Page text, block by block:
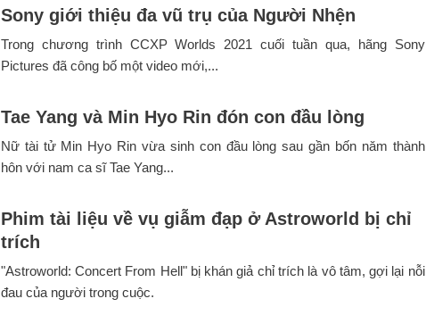
Sony giới thiệu đa vũ trụ của Người Nhện
Trong chương trình CCXP Worlds 2021 cuối tuần qua, hãng Sony
Pictures đã công bố một video mới,...
Tae Yang và Min Hyo Rin đón con đầu lòng
Nữ tài tử Min Hyo Rin vừa sinh con đầu lòng sau gần bốn năm thành
hôn với nam ca sĩ Tae Yang...
Phim tài liệu về vụ giẫm đạp ở Astroworld bị chỉ
trích
"Astroworld: Concert From Hell" bị khán giả chỉ trích là vô tâm, gợi lại nỗi
đau của người trong cuộc.